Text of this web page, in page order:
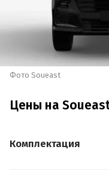
Фото Soueast
Цены на
Комплектация